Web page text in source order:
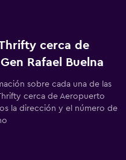
cerca de
Rafael Buelna
sobre cada una de las
cerca de Aeropuerto
la dirección y el número de